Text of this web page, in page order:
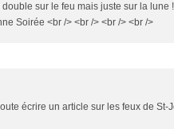
sur le feu mais juste sur la lune
Soirée <br /> <br /> <br /> <br />
écrire un article sur les feux de St-